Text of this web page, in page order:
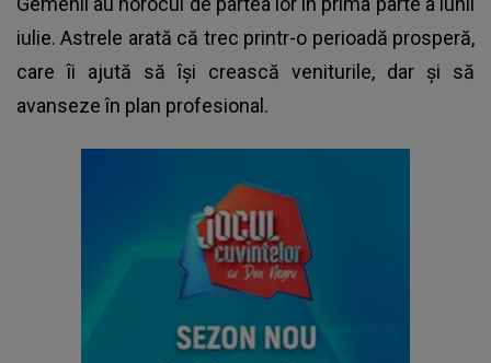
iulie. Astrele arată că trec printr-o perioadă prosperă,
care îi ajută să își crească veniturile, dar și să
avanseze în plan profesional.